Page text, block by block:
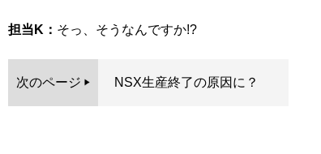
担当K： そっ、そうなんですか!?
次のページ NSX生産終了の原因に？